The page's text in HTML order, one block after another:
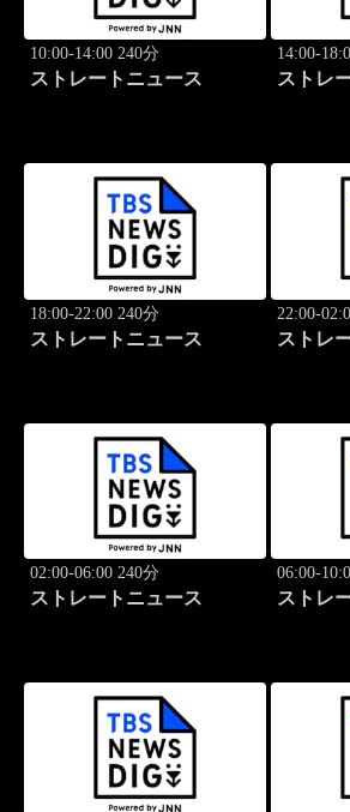
10:00-14:00 240分
ストレートニュース
14:00-
ストレ
18:00-22:00 240分
ストレートニュース
22:00-
ストレ
02:00-06:00 240分
ストレートニュース
06:00-
ストレ